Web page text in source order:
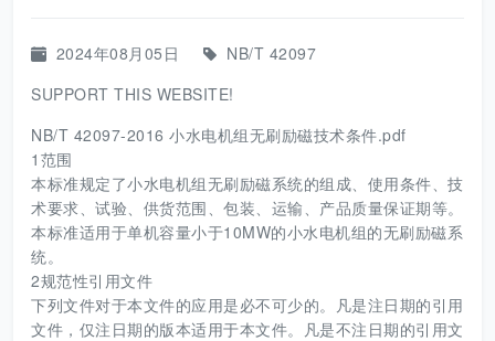
2024年08月05日
NB/T 42097
SUPPORT THIS WEBSITE!
NB/T 42097-2016 小水电机组无刷励磁技术条件.pdf
1范围
本标准规定了小水电机组无刷励磁系统的组成、使用条件、技
术要求、试验、供货范围、包装、运输、产品质量保证期等。
本标准适用于单机容量小于10MW的小水电机组的无刷励磁系
统。
2规范性引用文件
下列文件对于本文件的应用是必不可少的。凡是注日期的引用
文件，仅注日期的版本适用于本文件。凡是不注日期的引用文